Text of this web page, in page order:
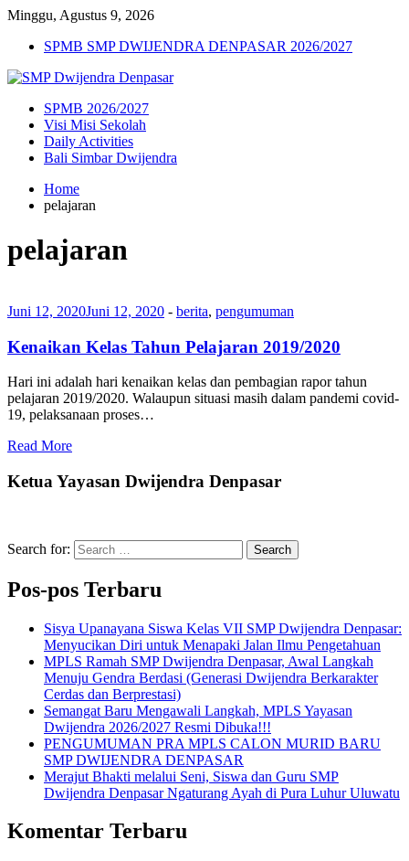
Minggu, Agustus 9, 2026
SPMB SMP DWIJENDRA DENPASAR 2026/2027
SPMB 2026/2027
Visi Misi Sekolah
Daily Activities
Bali Simbar Dwijendra
Home
pelajaran
pelajaran
Juni 12, 2020Juni 12, 2020 - berita, pengumuman
Kenaikan Kelas Tahun Pelajaran 2019/2020
Hari ini adalah hari kenaikan kelas dan pembagian rapor tahun
pelajaran 2019/2020. Walaupun situasi masih dalam pandemi covid-
19, pelaksanaan proses…
Read More
Ketua Yayasan Dwijendra Denpasar
Search for: Search
Pos-pos Terbaru
Sisya Upanayana Siswa Kelas VII SMP Dwijendra Denpasar:
Menyucikan Diri untuk Menapaki Jalan Ilmu Pengetahuan
MPLS Ramah SMP Dwijendra Denpasar, Awal Langkah
Menuju Gendra Berdasi (Generasi Dwijendra Berkarakter
Cerdas dan Berprestasi)
Semangat Baru Mengawali Langkah, MPLS Yayasan
Dwijendra 2026/2027 Resmi Dibuka!!!
PENGUMUMAN PRA MPLS CALON MURID BARU
SMP DWIJENDRA DENPASAR
Merajut Bhakti melalui Seni, Siswa dan Guru SMP
Dwijendra Denpasar Ngaturang Ayah di Pura Luhur Uluwatu
Komentar Terbaru